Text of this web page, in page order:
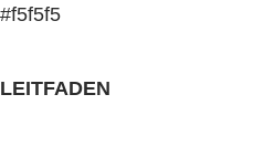
#f5f5f5
LEITFADEN